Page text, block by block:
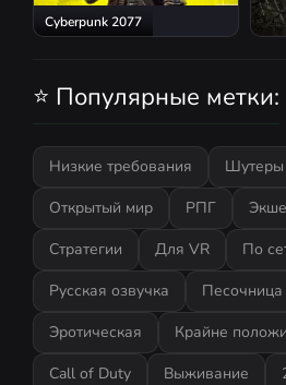
Cyberpunk 2077
⭐ Популярные метки:
Низкие требования Шутеры
Открытый мир
РПГ
Стратегии
Для VR
По
Русская озвучка
Песочница
Эротическая
Крайне
Call of Duty
Выживание